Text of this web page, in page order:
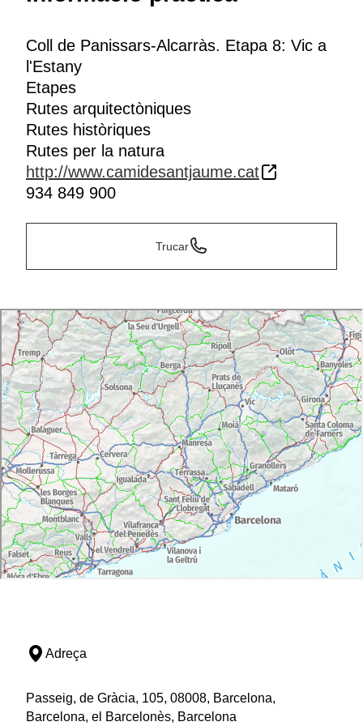
atrets pel conjunt extraordinari delmonestir romànic
petit museu annex on es resumeix la història del
cenobi. La plaça que s'obre davant del monestir i els
carrers antics del poble mantenen també un especial
encant medieval.
Coll de Panissars-Alcarràs. Etapa 8: Vic a
l'Estany
Etapes
Rutes arquitectòniques
Rutes històriques
Rutes per la natura
http://www.camidesantjaume.cat
934 849 900
Trucar
Adreça
Passeig, de Gràcia, 105, 08008, Barcelona,
Barcelona, el Barcelonès, Barcelona